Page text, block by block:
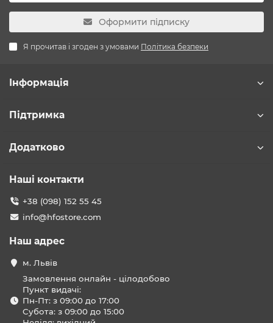
Оформити підписку
Я прочитав і згоден з умовами Політика безпеки
Інформація
Підтримка
Додатково
Наші контакти
+38 (098) 152 55 45
info@hfostore.com
Наш адрес
м. Львів
Замовлення онлайн - цілодобово
Пункт видачі:
Пн-Пт: з 09:00 до 17:00
Субота: з 09:00 до 15:00